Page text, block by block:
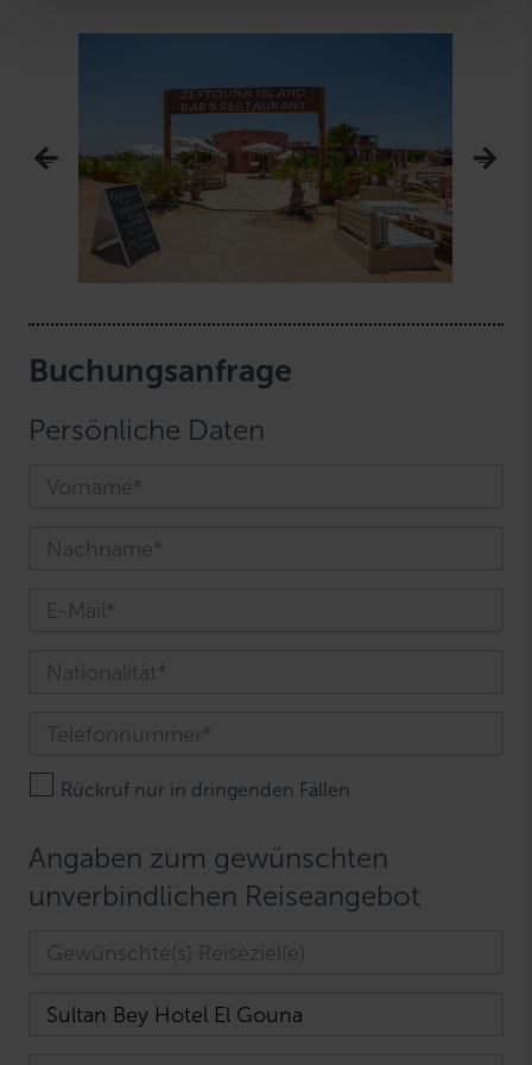
Buchungsanfrage
Persönliche Daten
Rückruf nur in dringenden Fällen
Angaben zum gewünschten
unverbindlichen Reiseangebot